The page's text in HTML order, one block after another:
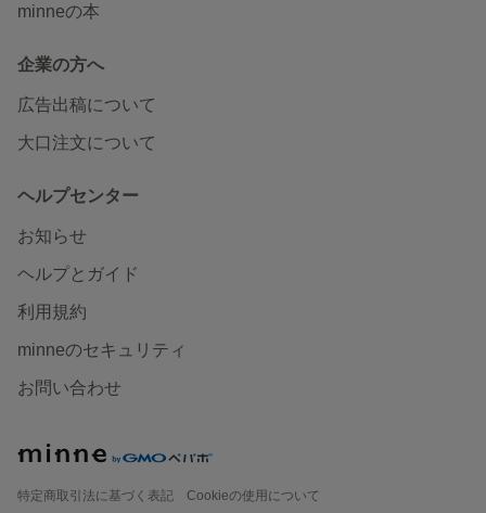
minneの本
企業の方へ
広告出稿について
大口注文について
ヘルプセンター
お知らせ
ヘルプとガイド
利用規約
minneのセキュリティ
お問い合わせ
特定商取引法に基づく表記
Cookieの使用について